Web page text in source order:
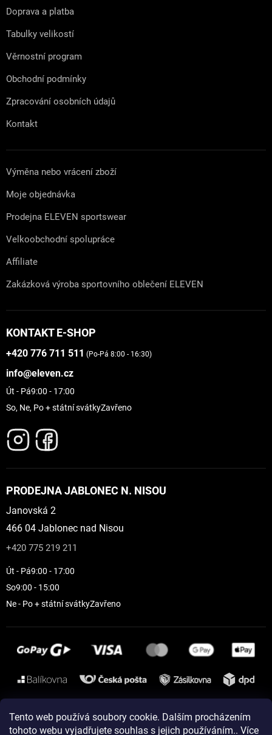
Tento web používá soubory cookie. Dalším procházením
tohoto webu vyjadřujete souhlas s jejich používáním.. Více
Doprava a platba
Tabulky velikostí
Věrnostní program
Obchodní podmínky
Zpracování osobních údajů
Kontakt
Výměna nebo vrácení zboží
Moje objednávka
Prodejna ELEVEN sportswear
Velkoobchodní spolupráce
Affiliate
Zakázková výroba sportovního oblečení ELEVEN
KONTAKT E-SHOP
+420 776 711 511 (Po-Pá 8:00 - 16:30)
info@eleven.cz
Út - Pá9:00 - 17:00
So, Ne, Po + státní svátkyZavřeno
PRODEJNA JABLONEC N. NISOU
Janovská 2
466 04 Jablonec nad Nisou
+420 775 219 211
Út - Pá9:00 - 17:00
So9:00 - 15:00
Ne - Po + státní svátkyZavřeno
Instagram